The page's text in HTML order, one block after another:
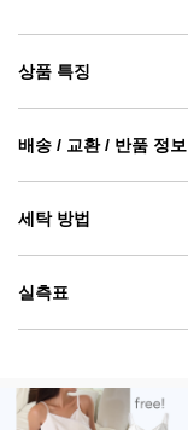
상품 특징
배송 / 교환 / 반품 정보
세탁 방법
실측표